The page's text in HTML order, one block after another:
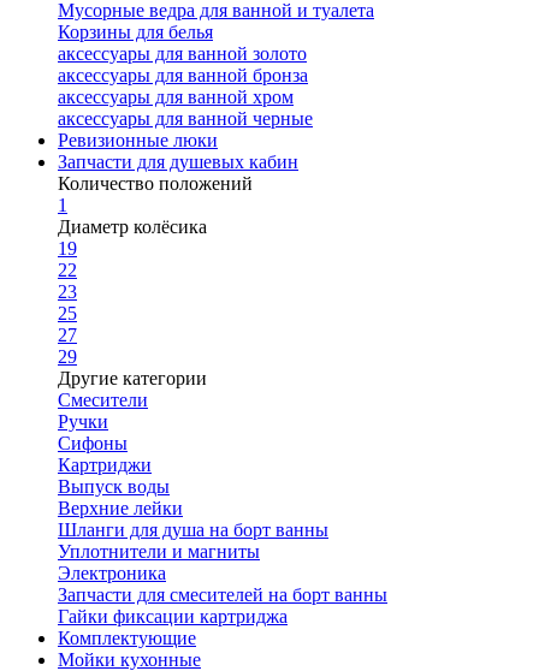
Мусорные ведра для ванной и туалета
Корзины для белья
аксессуары для ванной золото
аксессуары для ванной бронза
аксессуары для ванной хром
аксессуары для ванной черные
Ревизионные люки
Запчасти для душевых кабин
Количество положений
1
Диаметр колёсика
19
22
23
25
27
29
Другие категории
Смесители
Ручки
Сифоны
Картриджи
Выпуск воды
Верхние лейки
Шланги для душа на борт ванны
Уплотнители и магниты
Электроника
Запчасти для смесителей на борт ванны
Гайки фиксации картриджа
Комплектующие
Мойки кухонные